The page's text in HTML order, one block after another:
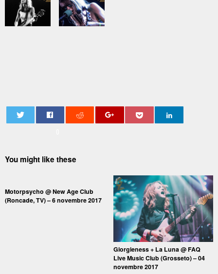
You might like these
Motorpsycho @ New Age Club
(Roncade, TV) – 6 novembre 2017
Giorgieness + La Luna @ FAQ
Live Music Club (Grosseto) – 04
novembre 2017